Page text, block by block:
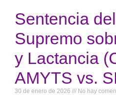
Sentencia
Supremo
y Lactancia
AMYTS vs.
30 de enero de 2026 No hay